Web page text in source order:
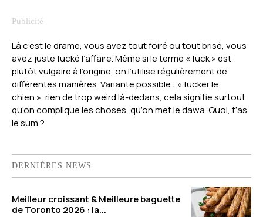
Là c’est le drame, vous avez tout foiré ou tout brisé, vous
avez juste fucké l’affaire. Même si le terme « fuck » est
plutôt vulgaire à l’origine, on l’utilise régulièrement de
différentes manières. Variante possible : « fucker le
chien », rien de trop weird là-dedans, cela signifie surtout
qu’on complique les choses, qu’on met le dawa.Quoi, t’as
le sum ?
DERNIÈRES NEWS
Meilleur croissant & Meilleure baguette
de Toronto 2026 : la...